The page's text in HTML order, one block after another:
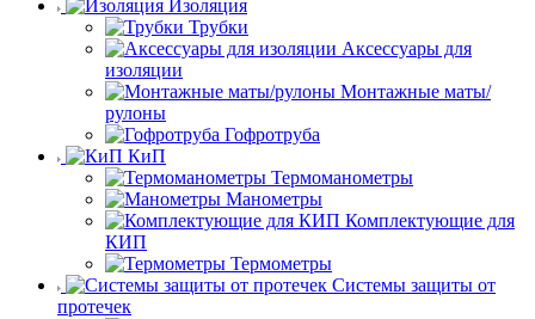
Изоляция
Трубки
Аксессуары для
изоляции
Монтажные маты/
рулоны
Гофротруба
КиП
Термоманометры
Манометры
Комплектующие для
КИП
Термометры
Системы защиты от
протечек